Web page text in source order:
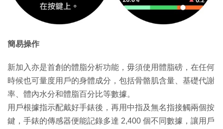
簡易操作
新加入亦是首創的體脂分析功能，毋須使用體脂磅，在任何
時候也可量度用戶的身體成分，包括骨骼肌含量、基礎代謝
率、體內水分和體脂百分比等數據。
用戶根據指示配戴好手錶後，再用中指及無名指接觸兩個按
鍵，手錶的傳感器便能記錄多達 2,400 個不同數據，讓用戶